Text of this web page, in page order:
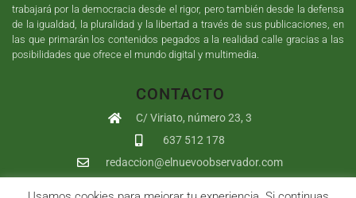
trabajará por la democracia desde el rigor, pero también desde la defensa
de la igualdad, la pluralidad y la libertad a través de sus publicaciones, en
las que primarán los contenidos pegados a la realidad calle gracias a las
posibilidades que ofrece el mundo digital y multimedia.
CONTACTO
C/ Viriato, número 23, 3
637 512 178
redaccion@elnuevoobservador.com